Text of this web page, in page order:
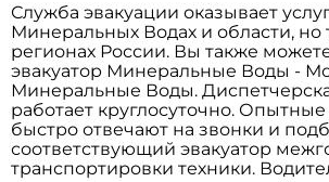
Служба эвакуации оказывает
Минеральных Водах и области, но
регионах России. Вы также
эвакуатор Минеральные Воды -
Минеральные Воды.
работает круглосуточно.
быстро отвечают на звонки и
соответствующий эвакуатор
транспортировки техники.